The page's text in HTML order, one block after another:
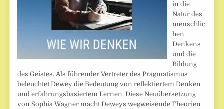
in die
Natur des
menschlic
hen
Denkens
und die
Bildung
des Geistes. Als führender Vertreter des Pragmatismus
beleuchtet Dewey die Bedeutung von reflektiertem Denken
und erfahrungsbasiertem Lernen. Diese Neuübersetzung
von Sophia Wagner macht Deweys wegweisende Theorien